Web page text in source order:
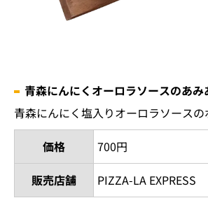
青森にんにくオーロラソースのあみ
青森にんにく塩入りオーロラソースの
価格
700円
販売店舗
PIZZA-LA EXPRESS